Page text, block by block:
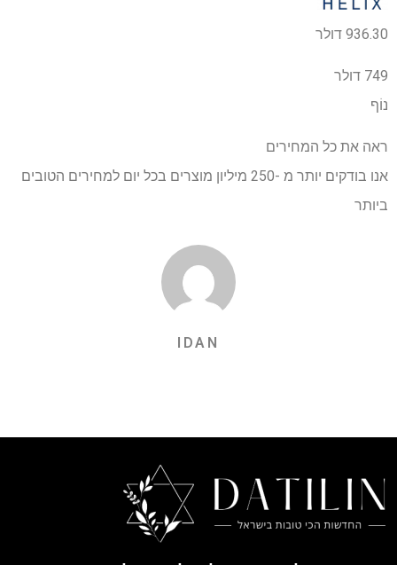
936.30 דולר
749 דולר
נוֹף
ראה את כל המחירים
אנו בודקים יותר מ -250 מיליון מוצרים בכל יום למחירים הטובים
ביותר
IDAN